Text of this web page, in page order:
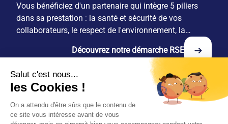
Vous bénéficiez d'un partenaire qui intègre 5 piliers
dans sa prestation : la santé et sécurité de vos
collaborateurs, le respect de l'environnement, la
responsabilité économique, l'engagement territorial et
l'engagement social.Découvrez notre démarche RSE
linkedin